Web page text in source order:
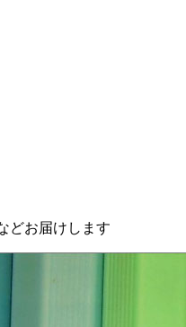
どお届けします